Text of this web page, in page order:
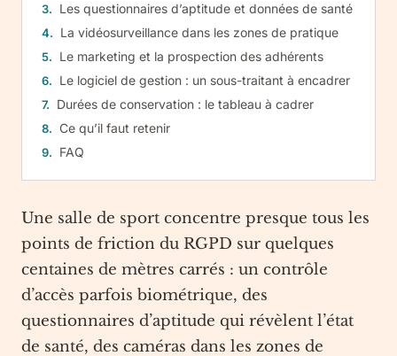
Les questionnaires d’aptitude et données de santé
La vidéosurveillance dans les zones de pratique
Le marketing et la prospection des adhérents
Le logiciel de gestion : un sous-traitant à encadrer
Durées de conservation : le tableau à cadrer
Ce qu’il faut retenir
FAQ
Une salle de sport concentre presque tous les
points de friction du RGPD sur quelques
centaines de mètres carrés : un contrôle
d’accès parfois biométrique, des
questionnaires d’aptitude qui révèlent l’état
de santé, des caméras dans les zones de